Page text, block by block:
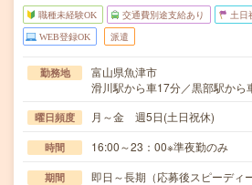
職種未経験OK 交通費別途支給あり 土日
WEB登録OK 派遣
勤務地
富山県魚津市
滑川駅から車17分／黒部駅か
曜日頻度 月～金 週5日(土日祝休)
時間 16:00～23：00※準夜勤のみ
期間 即日～長期（応募後スピーディ